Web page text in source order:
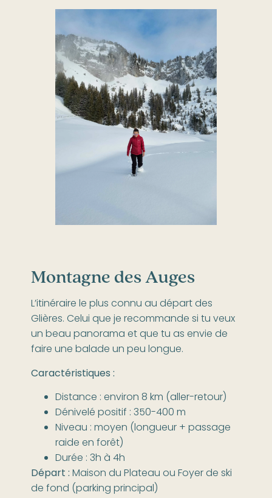
Montagne des Auges
L’itinéraire le plus connu au départ des
Glières. Celui que je recommande si tu veux
un beau panorama et que tu as envie de
faire une balade un peu longue.
Caractéristiques :
Distance : environ 8 km (aller-retour)
Dénivelé positif : 350-400 m
Niveau : moyen (longueur + passage
raide en forêt)
Durée : 3h à 4h
Départ :Maison du Plateau ou Foyer de ski
de fond (parking principal)